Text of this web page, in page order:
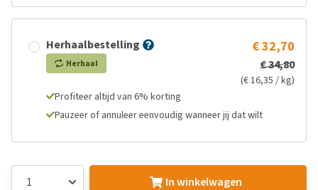
Herhaalbestelling
Herhaal
€ 32,70
€ 34,80
(€ 16,35 / kg)
Profiteer altijd van 6% korting
Pauzeer of annuleer eenvoudig wanneer jij dat wilt
In winkelwagen